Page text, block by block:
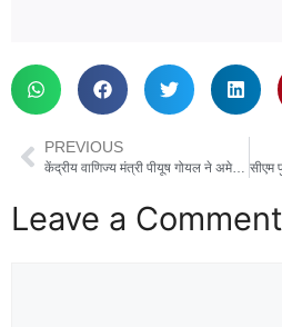
PREVIOUS
केंद्रीय वाणिज्य मंत्री पीयूष गोयल ने अमेरिका-भारत ट्रेड डील को बताया ऐतिहासिक, कहा- युवाओं, किसानों, मछुआरों और MSME क्षेत्र को होगा बड़ा फायदा
Leave a Comment